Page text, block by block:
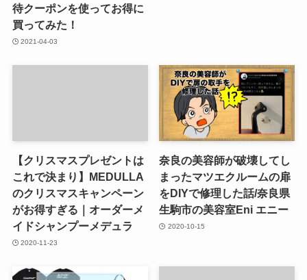
待クーポンを使ってお得に
買ってみた！
2021-04-03
【クリスマスプレゼントは
これで決まり】MEDULLA
のクリスマスキャンペーン
がお得すぎる｜オーダーメ
イドシャンプーメデュラ
2020-11-23
奈良の美容師が破壊してし
まったマツエクルームの扉
をDIYで修理した話/奈良県
生駒市の美容室Eni エニー
2020-10-15